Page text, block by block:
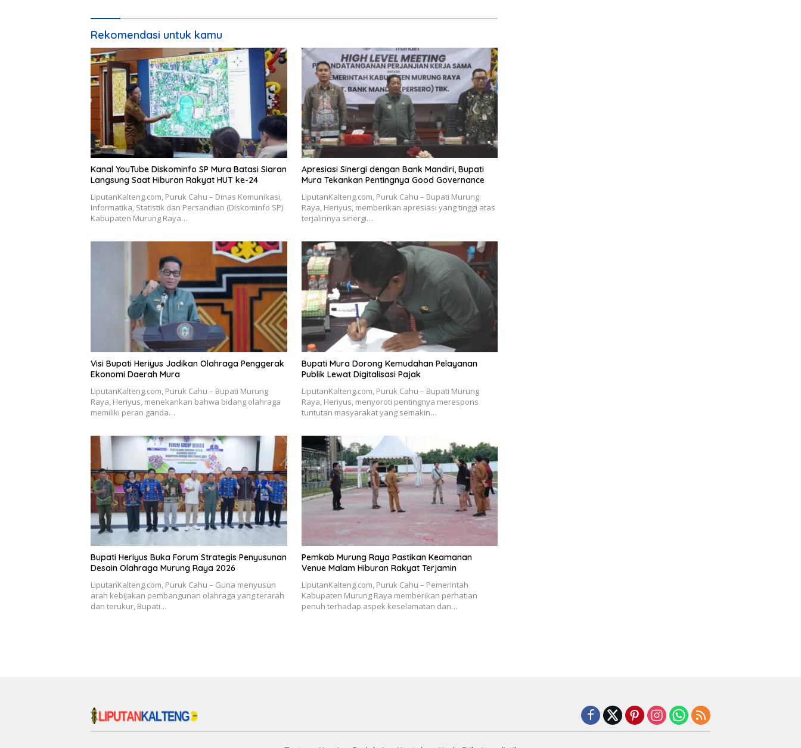
Rekomendasi untuk kamu
Kanal YouTube Diskominfo SP Mura Batasi Siaran
Langsung Saat Hiburan Rakyat HUT ke-24
LiputanKalteng.com, Puruk Cahu – Dinas Komunikasi,
Informatika, Statistik dan Persandian (Diskominfo SP)
Kabupaten Murung Raya…
Apresiasi Sinergi dengan Bank Mandiri, Bupati
Mura Tekankan Pentingnya Good Governance
LiputanKalteng.com, Puruk Cahu – Bupati Murung
Raya, Heriyus, memberikan apresiasi yang tinggi atas
terjalinnya sinergi…
Visi Bupati Heriyus Jadikan Olahraga Penggerak
Ekonomi Daerah Mura
LiputanKalteng.com, Puruk Cahu – Bupati Murung
Raya, Heriyus, menekankan bahwa bidang olahraga
memiliki peran ganda…
Bupati Mura Dorong Kemudahan Pelayanan
Publik Lewat Digitalisasi Pajak
LiputanKalteng.com, Puruk Cahu – Bupati Murung
Raya, Heriyus, menyoroti pentingnya merespons
tuntutan masyarakat yang semakin…
Bupati Heriyus Buka Forum Strategis Penyusunan
Desain Olahraga Murung Raya 2026
LiputanKalteng.com, Puruk Cahu – Guna menyusun
arah kebijakan pembangunan olahraga yang terarah
dan terukur, Bupati…
Pemkab Murung Raya Pastikan Keamanan
Venue Malam Hiburan Rakyat Terjamin
LiputanKalteng.com, Puruk Cahu – Pemerintah
Kabupaten Murung Raya memberikan perhatian
penuh terhadap aspek keselamatan dan…